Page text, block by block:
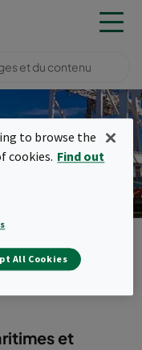
dans le
et
to browse the
cookies. Find out
All Cookies